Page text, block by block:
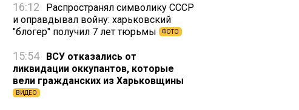
16:12
Распространял символику СССР
и оправдывал войну: харьковский
"блогер" получил 7 лет тюрьмы
ФОТО
15:54
ВСУ отказались от
ликвидации оккупантов, которые
вели гражданских из Харьковщины
ВИДЕО